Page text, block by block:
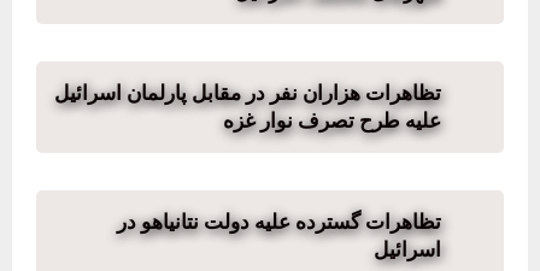
تظاهرات هزاران نفر در مقابل پارلمان اسرائیل
علیه طرح تصرف نوار غزه
تظاهرات گسترده علیه دولت نتانیاهو در
اسرائیل